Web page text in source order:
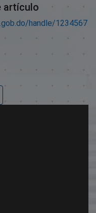
artículo
handle/1234567